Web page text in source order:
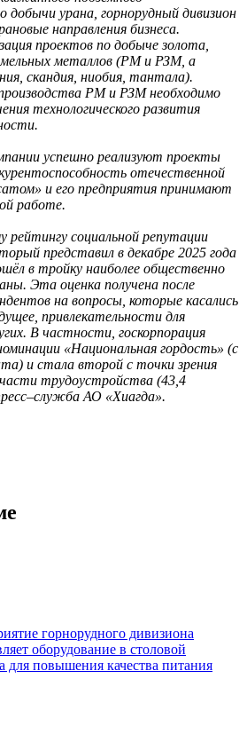
урана, горнорудный дивизион
направления бизнеса.
проектов по добыче золота,
металлов (РМ и РЗМ, а
скандия, ниобия, тантала).
РМ и РЗМ необходимо
технологического развития
успешно реализуют проекты
отечественной
и его предприятия принимают
работе.
рейтингу социальной репутации
представил в декабре 2025 года
в тройку наиболее общественно
Эта оценка получена после
на вопросы, которые касались
привлекательности для
В частности, госкорпорация
«Национальная гордость» (с
и стала второй с точки зрения
трудоустройства (43,4
АО «Хиагда».
горнорудного дивизиона
оборудование в столовой
для повышения качества питания